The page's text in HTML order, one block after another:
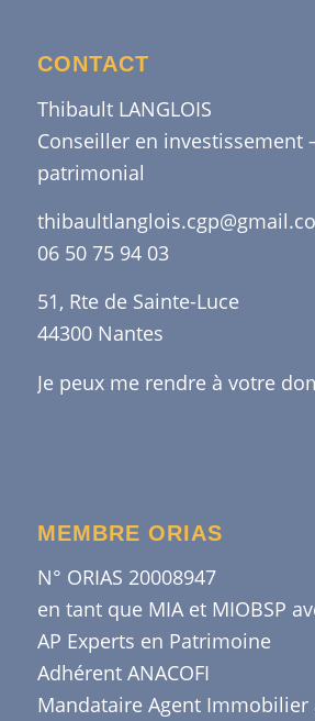
CONTACT
Thibault LANGLOIS
Conseiller en investissement
patrimonial
06 50 75 94 03
51, Rte de Sainte-Luce
44300 Nantes
Je peux me rendre à votre
MEMBRE ORIAS
N° ORIAS 20008947
en tant que MIA et MIOBSP
AP Experts en Patrimoine
Adhérent ANACOFI
Mandataire Agent Immobilier